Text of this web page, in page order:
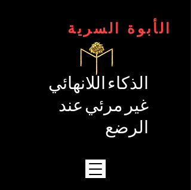
الأبوة السرية
الذكاء اللانهائي
غير مرئي عند
الرضع